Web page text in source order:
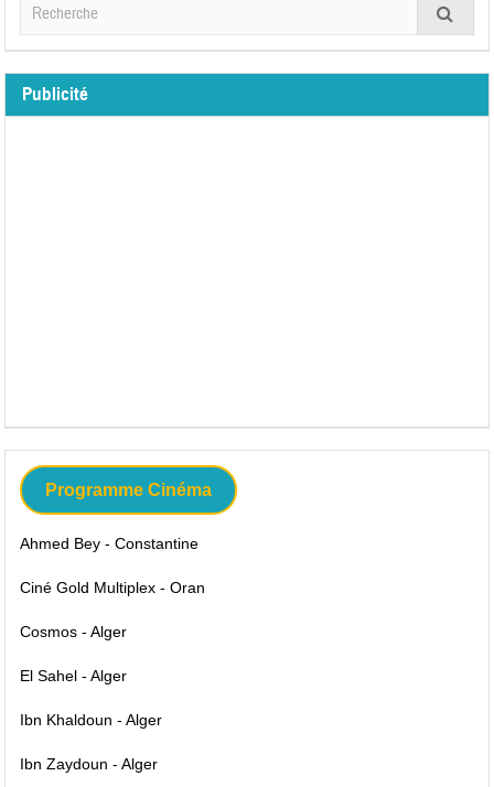
Publicité
Programme Cinéma
Ahmed Bey - Constantine
Ciné Gold Multiplex - Oran
Cosmos - Alger
El Sahel - Alger
Ibn Khaldoun - Alger
Ibn Zaydoun - Alger